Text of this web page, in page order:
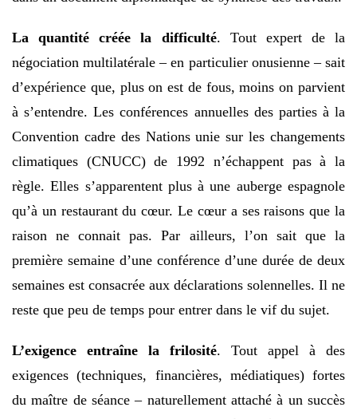
La quantité créée la difficulté. Tout expert de la
négociation multilatérale – en particulier onusienne – sait
d’expérience que, plus on est de fous, moins on parvient
à s’entendre. Les conférences annuelles des parties à la
Convention cadre des Nations unie sur les changements
climatiques (CNUCC) de 1992 n’échappent pas à la
règle. Elles s’apparentent plus à une auberge espagnole
qu’à un restaurant du cœur. Le cœur a ses raisons que la
raison ne connait pas. Par ailleurs, l’on sait que la
première semaine d’une conférence d’une durée de deux
semaines est consacrée aux déclarations solennelles. Il ne
reste que peu de temps pour entrer dans le vif du sujet.
L’exigence entraîne la frilosité. Tout appel à des
exigences (techniques, financières, médiatiques) fortes
du maître de séance – naturellement attaché à un succès